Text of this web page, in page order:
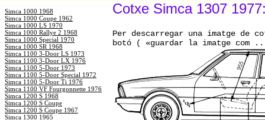
Simca 1000 1968
Simca 1000 Coupe 1962
Simca 1000 LS 1970
Simca 1000 Rallye 2 1968
Simca 1000 Special 1970
Simca 1000 SR 1968
Simca 1100 3-Door LS 1973
Simca 1100 3-Door LX 1976
Simca 1100 5-Door 1973
Simca 1100 5-Door Special 1972
Simca 1100 5-Door Ti 1976
Simca 1100 VF Fourgonnette 1976
Simca 1200 S 1968
Simca 1200 S Coupe
Simca 1200 S Coupe 1967
Simca 1300 1965
Cotxe Simca 1307
Per descarregar una imatge
botó ( «guardar la imatge com